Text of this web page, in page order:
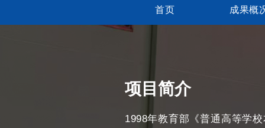
首页 成果概
项目简介
1998年教育部《普通高等学